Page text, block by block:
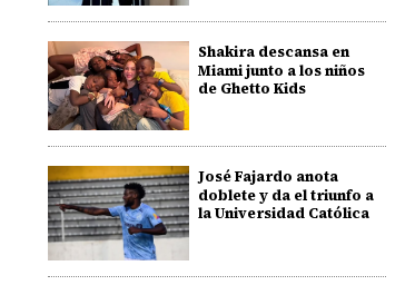
Shakira descansa en
Miami junto a los niños
de Ghetto Kids
José Fajardo anota
doblete y da el triunfo a
la Universidad Católica